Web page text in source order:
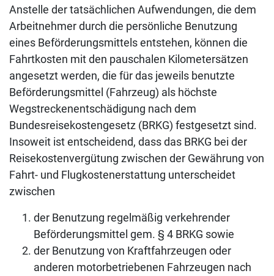
Anstelle der tatsächlichen Aufwendungen, die dem
Arbeitnehmer durch die persönliche Benutzung
eines Beförderungsmittels entstehen, können die
Fahrtkosten mit den pauschalen Kilometersätzen
angesetzt werden, die für das jeweils benutzte
Beförderungsmittel (Fahrzeug) als höchste
Wegstreckenentschädigung nach dem
Bundesreisekostengesetz (BRKG) festgesetzt sind.
Insoweit ist entscheidend, dass das BRKG bei der
Reisekostenvergütung zwischen der Gewährung von
Fahrt- und Flugkostenerstattung unterscheidet
zwischen
der Benutzung regelmäßig verkehrender
Beförderungsmittel gem. § 4 BRKG sowie
der Benutzung von Kraftfahrzeugen oder
anderen motorbetriebenen Fahrzeugen nach